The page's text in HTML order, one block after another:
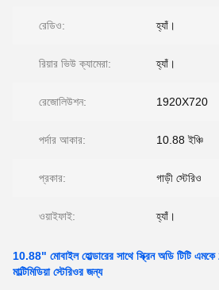
রেডিও: হ্যাঁ।
রিয়ার ভিউ ক্যামেরা: হ্যাঁ।
রেজোলিউশন: 1920X720
পর্দার আকার: 10.88 ইঞ্চি
প্রকার: গাড়ী স্টেরিও
ওয়াইফাই: হ্যাঁ।
10.88" মোবাইল হোল্ডারের সাথে স্ক্রিন অডি টিটি
মাল্টিমিডিয়া স্টেরিওর জন্য